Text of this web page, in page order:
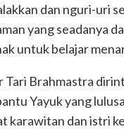
dan nguri-uri
yang seadanya
untuk belajar
Tari Brahmastra
Yayuk yang
karawitan dan istri